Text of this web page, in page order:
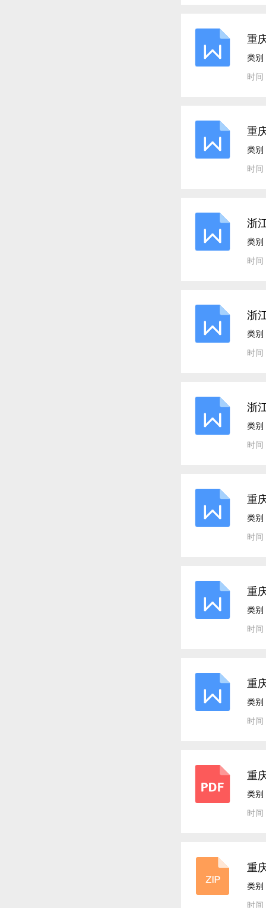
重
类别
时
重
类别
时
浙
类别
时
浙
析
类别
时
浙
析
类别
时
重
类别
时
重
类别
时
重
类别
时
重
类别
时
重
类别
时